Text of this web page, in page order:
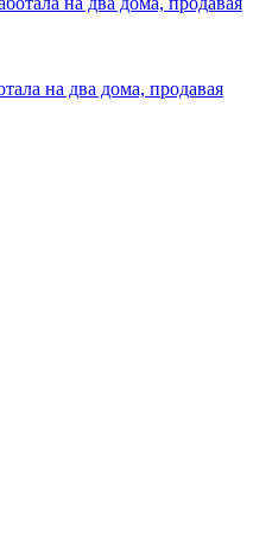
на два дома, продавая